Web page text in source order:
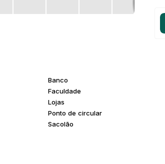
Banco
Faculdade
Lojas
Ponto de circular
Sacolão